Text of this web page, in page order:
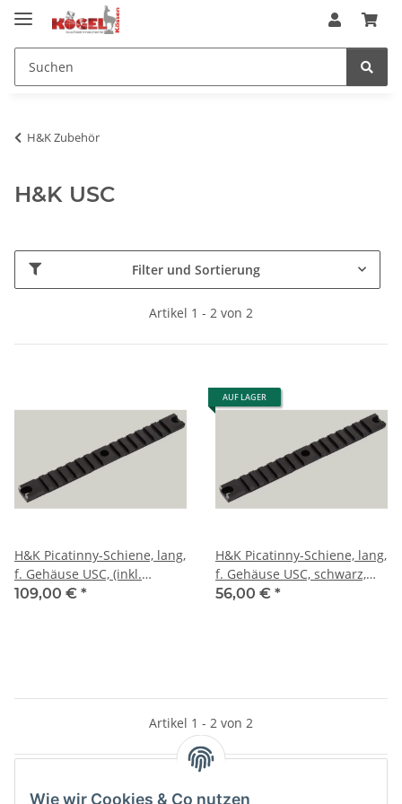
Wie wir Cookies & Co nutzen
H&K Zubehör
H&K USC
Filter und Sortierung
Artikel 1 - 2 von 2
H&K Picatinny-Schiene, lang,
f. Gehäuse USC, (inkl.
Schrauben) Aluminium
109,00 € *
AUF LAGER
H&K Picatinny-Schiene, lang,
f. Gehäuse USC, schwarz,
Kunststoff mit Schrauben
56,00 € *
Artikel 1 - 2 von 2